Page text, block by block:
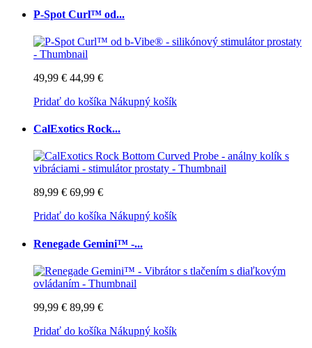
P-Spot Curl™ od...
49,99 € 44,99 €
Pridať do košíka Nákupný košík
CalExotics Rock...
89,99 € 69,99 €
Pridať do košíka Nákupný košík
Renegade Gemini™ -...
99,99 € 89,99 €
Pridať do košíka Nákupný košík